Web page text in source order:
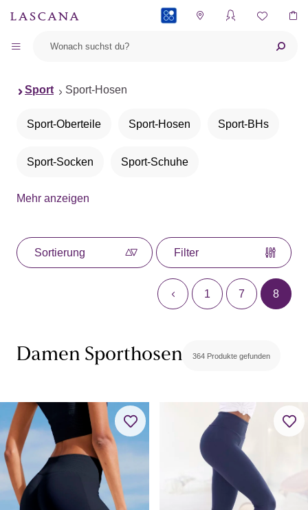
Sport Sport-Hosen
Sport-Oberteile Sport-Hosen Sport-BHs
Sport-Socken Sport-Schuhe
Sportleggings
Mehr anzeigen
Sortierung Filter
1 7 8
Damen Sporthosen 364 Produkte gefunden